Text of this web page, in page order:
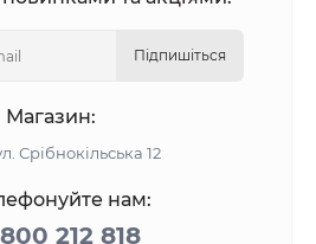
Підпишіться
Магазин:
Срібнокільська 12
нам:
212 818